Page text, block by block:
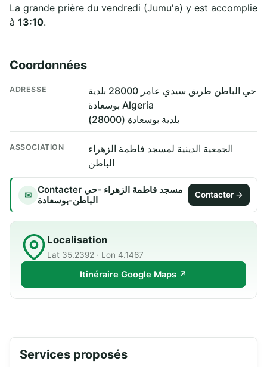
La grande prière du vendredi (Jumu'a) y est accomplie
à 13:10.
Coordonnées
ADRESSE
حي الباطن طريق سيدي عامر 28000 بلدية
بوسعادة Algeria
بلدية بوسعادة (28000)
ASSOCIATION
الجمعية الدينية لمسجد فاطمة الزهراء
الباطن
✉ Contacter مسجد فاطمة الزهراء -حي
الباطن-بوسعادة
Contacter →
Localisation
Lat 35.2392 · Lon 4.1467
Itinéraire Google Maps ↗
Services proposés